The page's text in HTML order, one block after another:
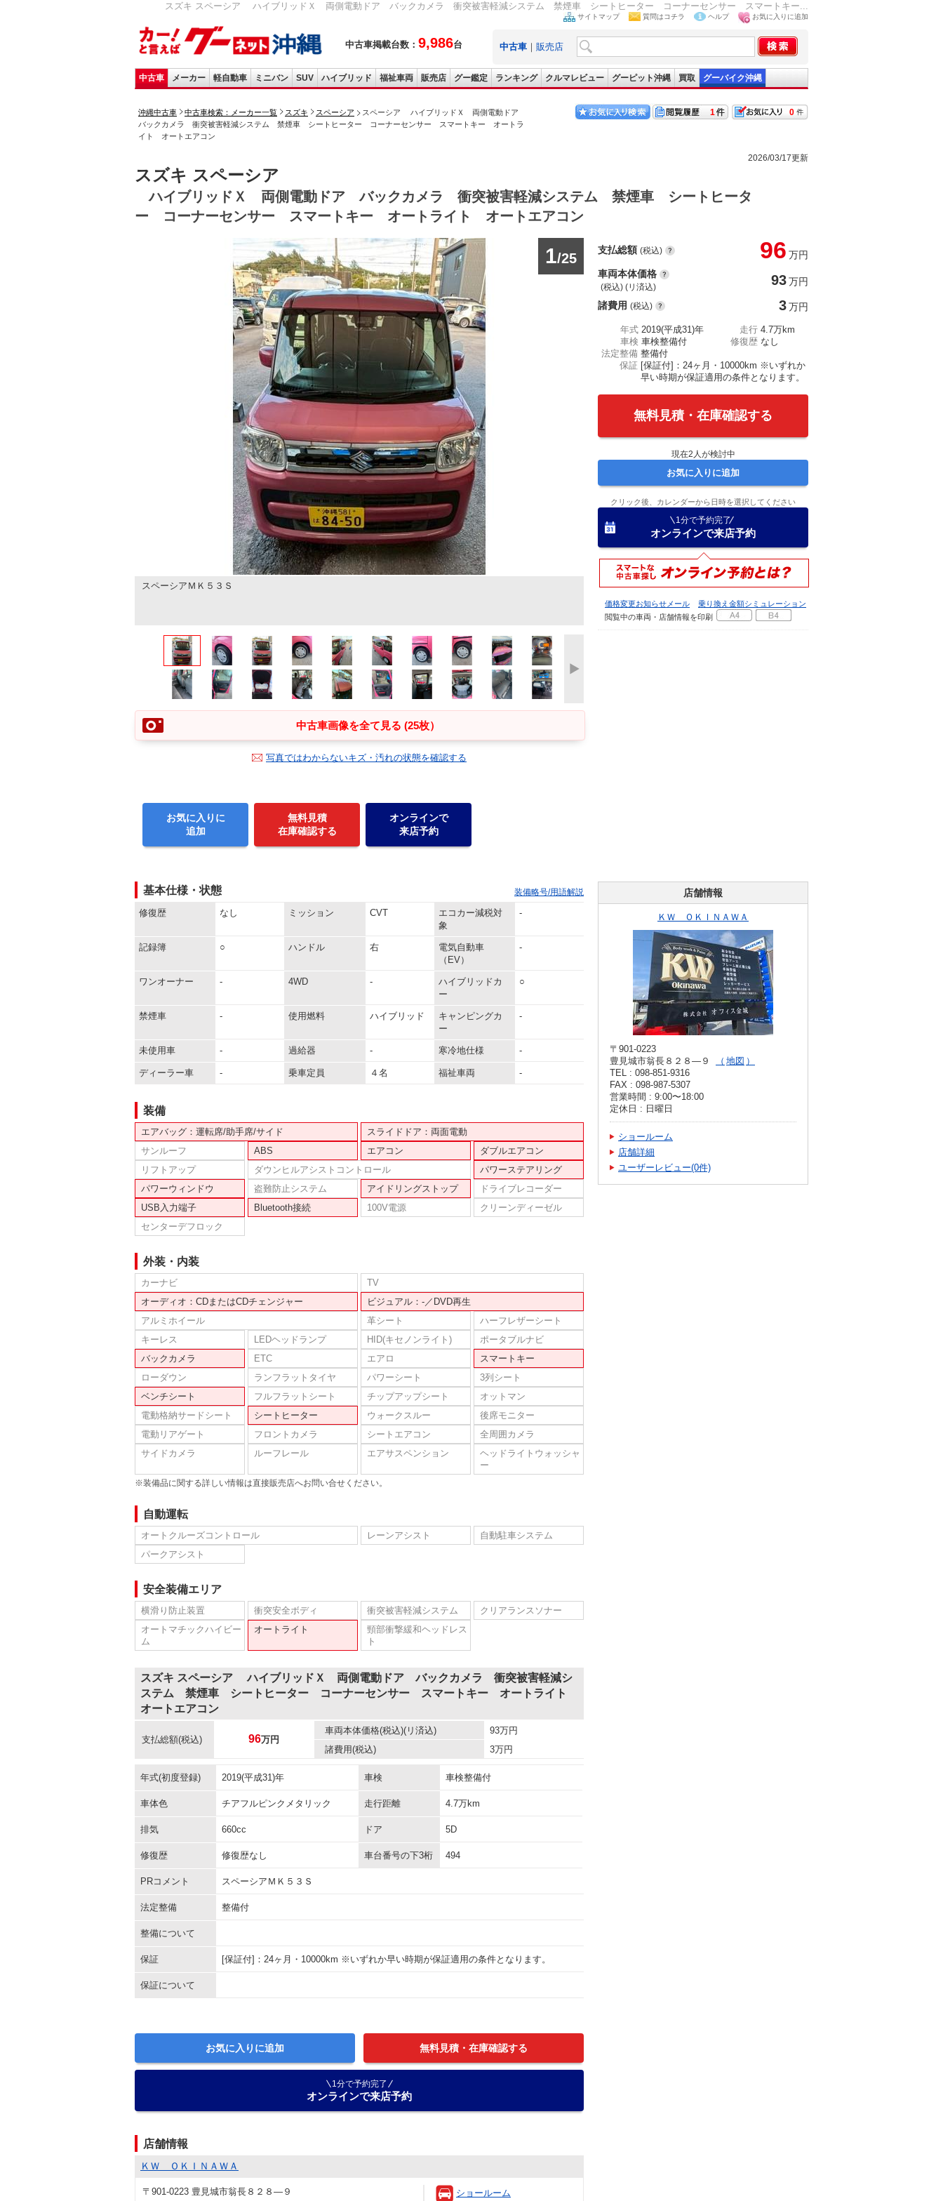
スズキ スペーシア ハイブリッドＸ 両側電動ドア バックカメラ 衝突被害軽減システム 禁煙車 シートヒーター コーナーセンサー スマートキー...
中古車掲載台数： 9,986台
サイトマップ 質問はコチラ ヘルプ お気に入りに追加
中古車 ｜ 販売店
中古車 メーカー 軽自動車 ミニバン SUV ハイブリッド 福祉車両 販売店 グー鑑定 ランキング クルマレビュー グーピット沖縄 買取 グーバイク沖縄
沖縄中古車 中古車検索：メーカー一覧 スズキ スペーシア
スペーシア ハイブリッドＸ 両側電動ドア
バックカメラ 衝突被害軽減システム 禁煙車 シートヒーター コーナーセンサー スマートキー オートラ
イト オートエアコン
0
1
2026/03/17更新
スズキ スペーシア
ハイブリッドＸ 両側電動ドア バックカメラ 衝突被害軽減システム 禁煙車 シートヒータ
ー コーナーセンサー スマートキー オートライト オートエアコン
スペーシアＭＫ５３Ｓ
1/25
中古車画像を全て見る (25枚）
写真ではわからないキズ・汚れの状態を確認する
支払総額 (税込) 96 万円
車両本体価格
(税込) (リ済込) 93万円
諸費用 (税込) 3万円
年式 2019(平成31)年 走行 4.7万km
車検 車検整備付 修復歴 なし
法定整備 整備付
保証 [保証付]：24ヶ月・10000km ※いずれか
早い時期が保証適用の条件となります。
無料見積・在庫確認する
現在2 人が検討中
お気に入りに追加
クリック後、カレンダーから日時を選択してください
1分で予約完了
オンラインで来店予約
価格変更お知らせメール
乗り換え金額シミュレーション
閲覧中の車両・店舗情報を印刷
お気に入りに
追加
無料見積
在庫確認する
オンラインで
来店予約
基本仕様・状態 装備略号/用語解説
修復歴 なし ミッション CVT
エコカー減税対
象
-
記録簿 ○ ハンドル 右
電気自動車
（EV）
-
ワンオーナー - 4WD -
ハイブリッドカ
ー
○
禁煙車 - 使用燃料 ハイブリッド
キャンピングカ
ー
-
未使用車 - 過給器 - 寒冷地仕様 -
ディーラー車 - 乗車定員 ４名 福祉車両 -
装備
エアバッグ：運転席/助手席/サイド
スライドドア：両面電動
サンルーフ
ABS エアコン
ダブルエアコン
リフトアップ
ダウンヒルアシストコントロール
パワーステアリング
パワーウィンドウ
盗難防止システム アイドリングストップ
ドライブレコーダー
USB入力端子
Bluetooth接続 100V電源
クリーンディーゼル
センターデフロック
外装・内装
カーナビ
TV
オーディオ：CDまたはCDチェンジャー
ビジュアル：-／DVD再生
アルミホイール
革シート
ハーフレザーシート
キーレス
LEDヘッドランプ HID(キセノンライト)
ポータブルナビ
バックカメラ
ETC エアロ
スマートキー
ローダウン
ランフラットタイヤ パワーシート
3列シート
ベンチシート
フルフラットシート チップアップシート
オットマン
電動格納サードシート
シートヒーター ウォークスルー
後席モニター
電動リアゲート
フロントカメラ シートエアコン
全周囲カメラ
サイドカメラ
ルーフレール エアサスペンション
ヘッドライトウォッシャ
ー
※装備品に関する詳しい情報は直接販売店へお問い合せください。
自動運転
オートクルーズコントロール レーンアシスト
自動駐車システム
パークアシスト
安全装備エリア
横滑り防止装置 衝突安全ボディ 衝突被害軽減システム
クリアランスソナー
オートマチックハイビー
ム
オートライト
頸部衝撃緩和ヘッドレス
ト
スズキ スペーシア ハイブリッドＸ 両側電動ドア バックカメラ 衝突被害軽減シ
ステム 禁煙車 シートヒーター コーナーセンサー スマートキー オートライト
オートエアコン
支払総額(税込) 96万円
車両本体価格(税込)(リ済込) 93万円
諸費用(税込) 3万円
年式(初度登録) 2019(平成31)年 車検 車検整備付
車体色 チアフルピンクメタリック 走行距離 4.7万km
排気 660cc ドア 5D
修復歴 修復歴なし 車台番号の下3桁 494
PRコメント スペーシアＭＫ５３Ｓ
法定整備 整備付
整備について
保証 [保証付]：24ヶ月・10000km ※いずれか早い時期が保証適用の条件となります。
保証について
お気に入りに追加 無料見積・在庫確認する
1分で予約完了
オンラインで来店予約
店舗情報
ＫＷ ＯＫＩＮＡＷＡ
〒901-0223 豊見城市翁長８２８―９
ショールーム
店舗情報
ＫＷ ＯＫＩＮＡＷＡ
〒901-0223
豊見城市翁長８２８―９
地図
TEL : 098-851-9316
FAX : 098-987-5307
営業時間 : 9:00〜18:00
定休日 : 日曜日
ショールーム
店舗詳細
ユーザーレビュー(0件)